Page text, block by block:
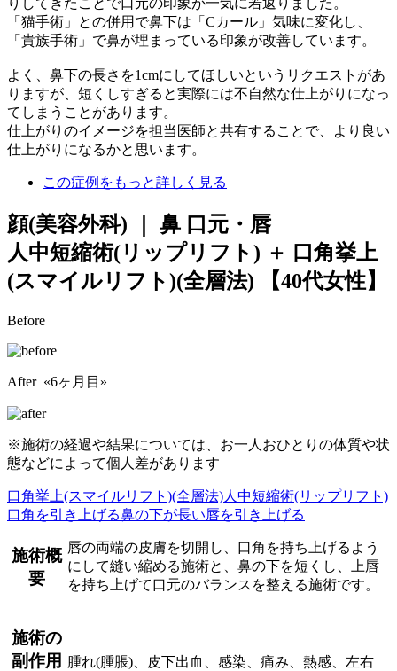
りしてきたことで口元の印象が一気に若返りました。
「猫手術」との併用で鼻下は「Cカール」気味に変化し、
「貴族手術」で鼻が埋まっている印象が改善しています。
よく、鼻下の長さを1cmにしてほしいというリクエストがあ
りますが、短くしすぎると実際には不自然な仕上がりになっ
てしまうことがあります。
仕上がりのイメージを担当医師と共有することで、より良い
仕上がりになるかと思います。
この症例をもっと詳しく見る
顔(美容外科) ｜ 鼻 口元・唇
人中短縮術(リップリフト) ＋ 口角挙上
(スマイルリフト)(全層法)
【40代女性】
Before
After «6ヶ月目»
※施術の経過や結果については、お一人おひとりの体質や状
態などによって個人差があります
口角挙上(スマイルリフト)(全層法)人中短縮術(リップリフト)
口角を引き上げる鼻の下が長い唇を引き上げる
施術概
要
唇の両端の皮膚を切開し、口角を持ち上げるよう
にして縫い縮める施術と、鼻の下を短くし、上唇
を持ち上げて口元のバランスを整える施術です。
施術の
副作用 腫れ(腫脹)、皮下出血、感染、痛み、熱感、左右